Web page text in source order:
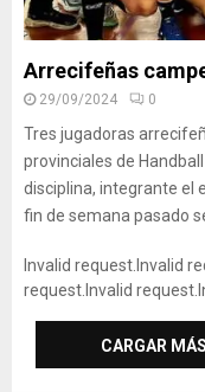
Arrecifeñas
29/09/2024 0
Tres jugadoras
provinciales de
disciplina, integrante el
fin de semana pasado
Invalid request. Invalid
request. Invalid request.
CARGAR